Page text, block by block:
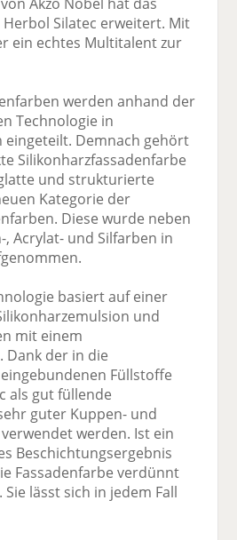
Silatec erweitert. Mit
ein echtes Multitalent zur
werden anhand der
Technologie in
Demnach gehört
Silikonharzfassadenfarbe
und strukturierte
Kategorie der
Diese wurde neben
, Acrylat- und Silfarben in
basiert auf einer
und
mit einem
der in die
Füllstoffe
als gut füllende
guter Kuppen- und
werden. Ist ein
Beschichtungsergebnis
Fassadenfarbe verdünnt
lässt sich in jedem Fall